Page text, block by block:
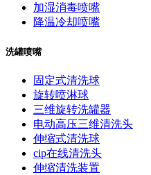
加湿消毒喷嘴
降温冷却喷嘴
洗罐喷嘴
固定式清洗球
旋转喷淋球
三维旋转洗罐器
电动高压三维清洗头
伸缩式清洗球
cip在线清洗头
伸缩清洗装置